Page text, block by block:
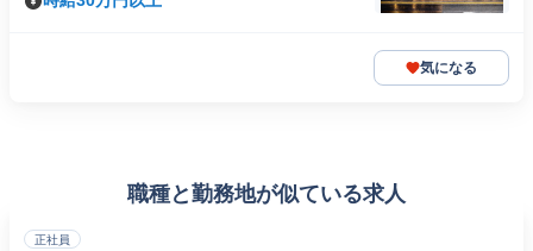
気になる
職種と勤務地が似ている求人
正社員